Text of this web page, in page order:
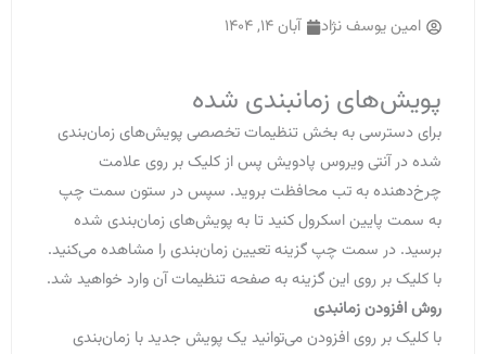
امین یوسف نژاد آبان ۱۴, ۱۴۰۴
پویش‌‌های زمانبندی شده
برای دسترسی به بخش تنظیمات تخصصی پویش‌های زمان‌بندی
شده‌ در آنتی ویروس پادویش پس از کلیک بر روی علامت
چرخ‌دهنده به تب محافظت بروید. سپس در ستون سمت چپ
به سمت پایین اسکرول کنید تا به پویش‌های زمان‌بندی شده‌
برسید. در سمت چپ گزینه تعیین زمان‌بندی را مشاهده می‌کنید.
با کلیک بر روی این گزینه به صفحه تنظیمات آن وارد خواهید شد.
روش افزودن زمانبدی
با کلیک بر روی افزودن می‌توانید یک پویش جدید با زمان‌بندی